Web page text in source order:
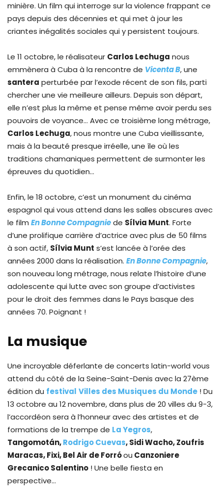
minière. Un film qui interroge sur la violence frappant ce
pays depuis des décennies et qui met à jour les
criantes inégalités sociales qui y persistent toujours.
Le 11 octobre, le réalisateur Carlos Lechuga nous
emmènera à Cuba à la rencontre de Vicenta B, une
santera perturbée par l’exode récent de son fils, parti
chercher une vie meilleure ailleurs. Depuis son départ,
elle n’est plus la même et pense même avoir perdu ses
pouvoirs de voyance… Avec ce troisième long métrage,
Carlos Lechuga, nous montre une Cuba vieillissante,
mais à la beauté presque irréelle, une île où les
traditions chamaniques permettent de surmonter les
épreuves du quotidien…
Enfin, le 18 octobre, c’est un monument du cinéma
espagnol qui vous attend dans les salles obscures avec
le film En Bonne Compagniede Sílvia Munt. Forte
d’une prolifique carrière d’actrice avec plus de 50 films
à son actif, Sílvia Munt s’est lancée à l’orée des
années 2000 dans la réalisation. En Bonne Compagnie,
son nouveau long métrage, nous relate l’histoire d’une
adolescente qui lutte avec son groupe d’activistes
pour le droit des femmes dans le Pays basque des
années 70. Poignant !
La musique
Une incroyable déferlante de concerts latin-world vous
attend du côté de la Seine-Saint-Denis avec la 27ème
édition du festival Villes des Musiques du Monde ! Du
13 octobre au 12 novembre, dans plus de 20 villes du 9-3,
l’accordéon sera à l’honneur avec des artistes et de
formations de la trempe de La Yegros,
Tangomotán,Rodrigo Cuevas, Sidi Wacho, Zoufris
Maracas, Fixi, Bel Air de Forróou Canzoniere
Grecanico Salentino ! Une belle fiesta en
perspective…